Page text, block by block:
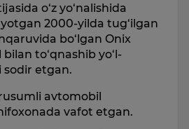
o‘z yo‘nalishida
2000-yilda tug‘ilgan
bo‘lgan Onix
to‘qnashib yo‘l-
sodir etgan.
avtomobil
vafot etgan.